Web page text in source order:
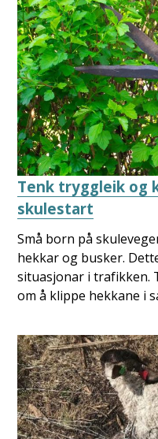
Tenk tryggleik og
skulestart
Små born på
hekkar og busker.
situasjonar i trafikken.
om å klippe hekkane i